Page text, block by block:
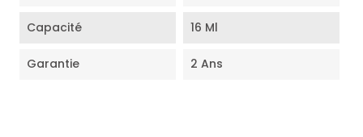
Capacité 16 Ml
Garantie 2 Ans